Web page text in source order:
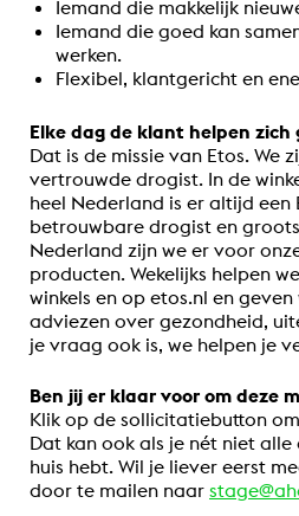
Iemand die makkelijk
Iemand die goed kan
werken.
Flexibel, klantgericht en
Elke dag de klant helpen
Dat is de missie van Etos. We
vertrouwde drogist. In de
heel Nederland is er altijd
betrouwbare drogist en
Nederland zijn we er voor
producten. Wekelijks helpen
winkels en op etos.nl en
adviezen over gezondheid,
je vraag ook is, we helpen je
Ben jij er klaar voor om deze
Klik op de sollicitatiebutton
Dat kan ook als je nét niet
huis hebt. Wil je liever eerst
door te mailen naar